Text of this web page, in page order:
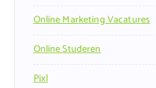
Online Marketing Vacatures
Online Studeren
Pixl